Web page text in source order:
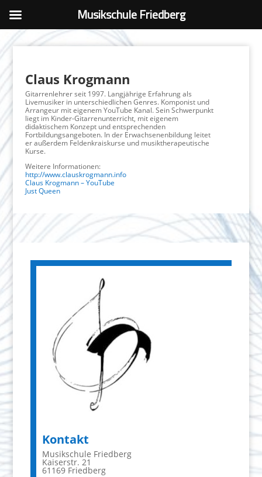
Claus Krogmann
Gitarrenlehrer seit 1997. Langjährige Erfahrung als
Livemusiker in unterschiedlichen Genres. Komponist und
Arrangeur mit eigenem YouTube Kanal. Sein Schwerpunkt
liegt im Kinder-Gitarrenunterricht, mit eigenem
didaktischem Konzept und entsprechenden
Fortbildungsangeboten. In der Erwachsenenbildung leitet
er außerdem Feldenkraiskurse und musiktherapeutische
Kurse.
Weitere Informationen:
http://www.clauskrogmann.info
Claus Krogmann – YouTube
Just Queen
Kontakt
Musikschule Friedberg
Kaiserstr. 21
61169 Friedberg
Musikschule Friedberg